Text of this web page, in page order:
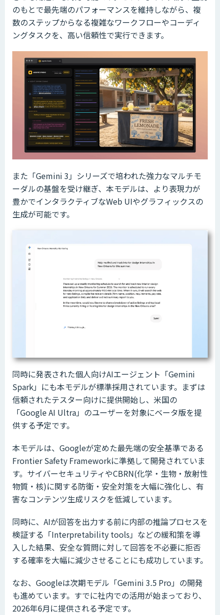
のもとで最先端のパフォーマンスを維持しながら、複
数のステップからなる複雑なワークフローやコーディ
ングタスクを、高い信頼性で実行できます。
また「Gemini 3」シリーズで培われた強力なマルチモ
ーダルの基盤を受け継ぎ、本モデルは、より表現力が
豊かでインタラクティブなWeb UIやグラフィックスの
生成が可能です。
同時に発表された個人向けAIエージェント「Gemini
Spark」にも本モデルが標準採用されています。まずは
信頼されたテスター向けに提供開始し、米国の
「Google AI Ultra」のユーザーを対象にベータ版を提
供する予定です。
本モデルは、Googleが定めた最先端の安全基準である
Frontier Safety Frameworkに準拠して開発されていま
す。サイバーセキュリティやCBRN(化学・生物・放射性
物質・核)に関する防衛・安全対策を大幅に強化し、有
害なコンテンツ生成リスクを低減しています。
同時に、AIが回答を出力する前に内部の推論プロセスを
検証する「Interpretability tools」などの緩和策を導
入した結果、安全な質問に対して回答を不必要に拒否
する確率を大幅に減少させることにも成功しています。
なお、Googleは次期モデル「Gemini 3.5 Pro」の開発
も進めています。すでに社内での活用が始まっており、
2026年6月に提供される予定です。